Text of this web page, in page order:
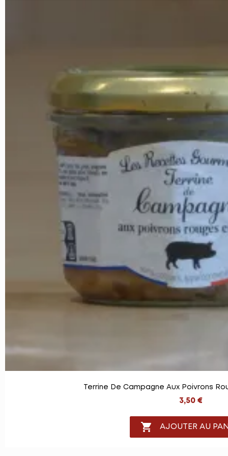
Terrine De Campagne Aux Poivrons
3,50 €
 AJOUTER AU